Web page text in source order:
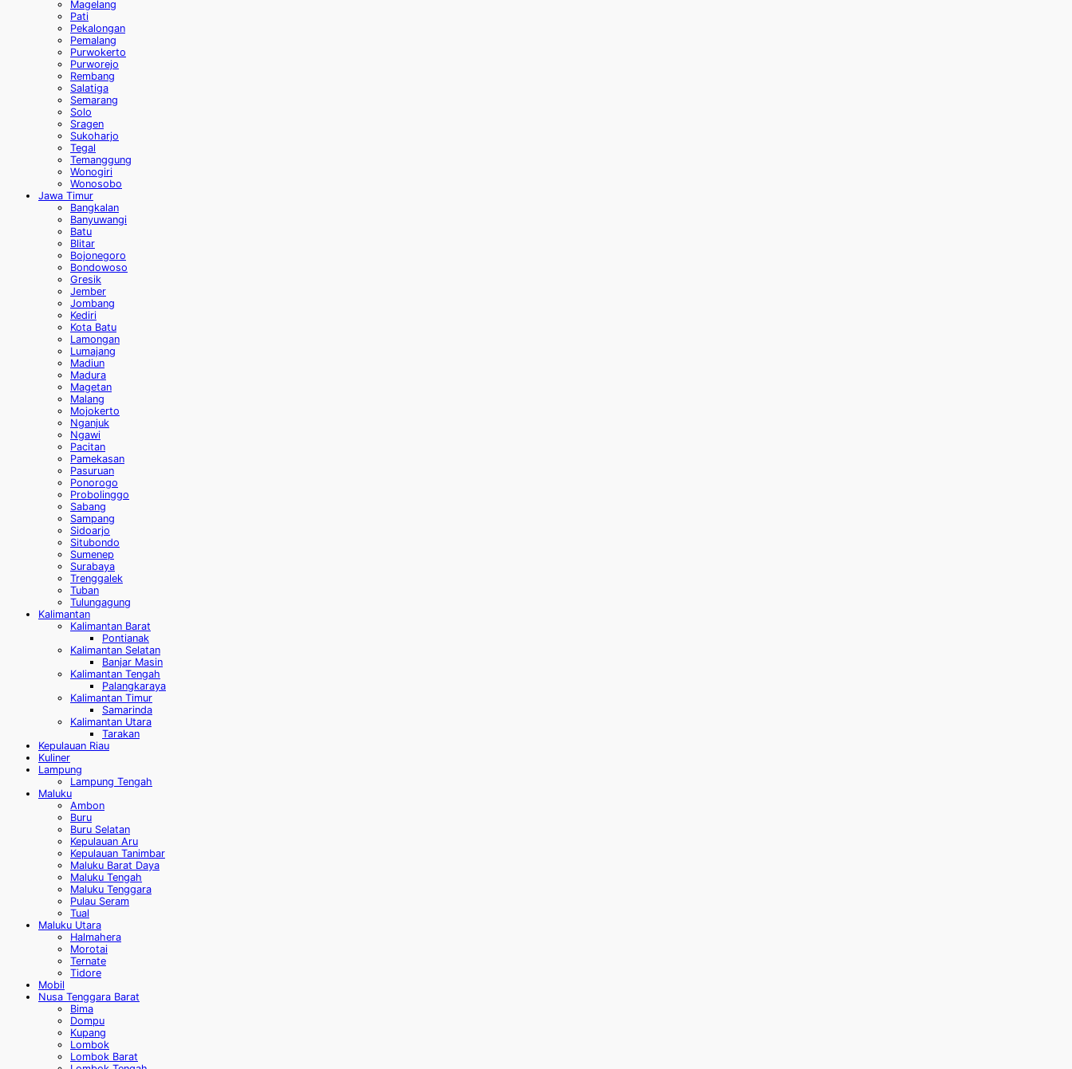
Magelang
Pati
Pekalongan
Pemalang
Purwokerto
Purworejo
Rembang
Salatiga
Semarang
Solo
Sragen
Sukoharjo
Tegal
Temanggung
Wonogiri
Wonosobo
Jawa Timur
Bangkalan
Banyuwangi
Batu
Blitar
Bojonegoro
Bondowoso
Gresik
Jember
Jombang
Kediri
Kota Batu
Lamongan
Lumajang
Madiun
Madura
Magetan
Malang
Mojokerto
Nganjuk
Ngawi
Pacitan
Pamekasan
Pasuruan
Ponorogo
Probolinggo
Sabang
Sampang
Sidoarjo
Situbondo
Sumenep
Surabaya
Trenggalek
Tuban
Tulungagung
Kalimantan
Kalimantan Barat
Pontianak
Kalimantan Selatan
Banjar Masin
Kalimantan Tengah
Palangkaraya
Kalimantan Timur
Samarinda
Kalimantan Utara
Tarakan
Kepulauan Riau
Kuliner
Lampung
Lampung Tengah
Maluku
Ambon
Buru
Buru Selatan
Kepulauan Aru
Kepulauan Tanimbar
Maluku Barat Daya
Maluku Tengah
Maluku Tenggara
Pulau Seram
Tual
Maluku Utara
Halmahera
Morotai
Ternate
Tidore
Mobil
Nusa Tenggara Barat
Bima
Dompu
Kupang
Lombok
Lombok Barat